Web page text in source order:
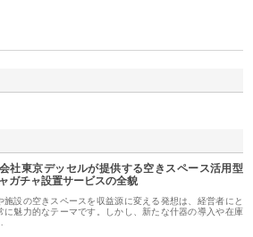
社東京デッセルが提供する空きスペース活用型
ガチャ設置サービスの全貌
施設の空きスペースを収益源に変える発想は、経営者にと
に魅力的なテーマです。しかし、新たな什器の導入や在庫